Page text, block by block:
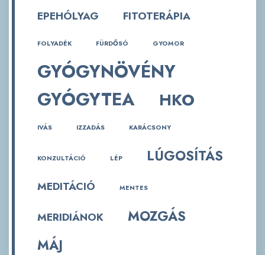
EPEHÓLYAG FITOTERÁPIA
FOLYADÉK FÜRDŐSÓ GYOMOR
GYÓGYNÖVÉNY
GYÓGYTEA
HKO
IVÁS IZZADÁS KARÁCSONY
KONZULTÁCIÓ LÉP LÚGOSÍTÁS
MEDITÁCIÓ MENTES
MERIDIÁNOK
MOZGÁS
MÁJ